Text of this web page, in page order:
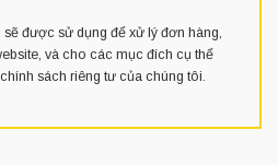
được sử dụng để xử lý đơn hàng,
và cho các mục đích cụ thể
chính sách riêng tư của chúng tôi.